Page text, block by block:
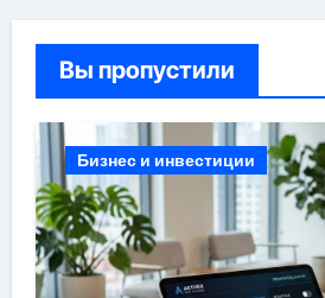
Вы пропустили
Бизнес и инвестиции